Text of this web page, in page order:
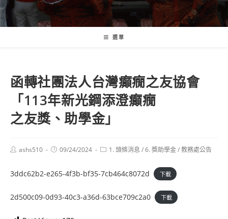
選單
函轉社團法人台灣癲癇之友協會
「113年新光鋼添澄癲癇
之友獎、助學金」
Postashs510
Post09/24/2024
Post1. 頭條消息 /6. 獎助學金/教務處公告
3ddc62b2-e265-4f3b-bf35-7cb464c8072d 下載
2d500c09-0d93-40c3-a36d-63bce709c2a0 下載